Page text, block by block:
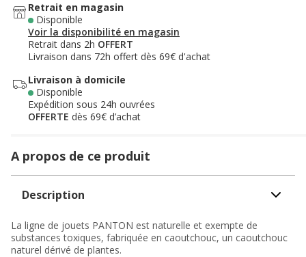
Retrait en magasin
Disponible
Voir la disponibilité en magasin
Retrait dans 2h OFFERT
Livraison dans 72h offert dès 69€ d'achat
Livraison à domicile
Disponible
Expédition sous 24h ouvrées
OFFERTE dès 69€ d’achat
A propos de ce produit
Description
La ligne de jouets PANTON est naturelle et exempte de
substances toxiques, fabriquée en caoutchouc, un caoutchouc
naturel dérivé de plantes.